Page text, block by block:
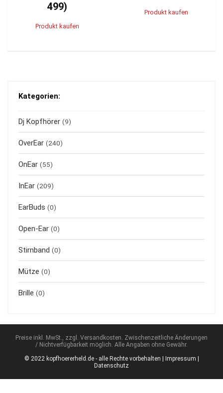
499)
Produkt kaufen
Produkt kaufen
Kategorien:
Dj Kopfhörer (9)
OverEar (240)
OnEar (55)
InEar (209)
EarBuds (0)
Open-Ear (0)
Stirnband (0)
Mütze (0)
Brille (0)
Preise inkl. MwSt., zzgl. Versandkosten. Zwischenzeitliche Änderungen
/ Nichtverfügbarkeit möglich. Alle Angaben ohne Gewähr.
© 2022 kopfhoererheld.de - alle Rechte vorbehalten |
Impressum
Datenschutz